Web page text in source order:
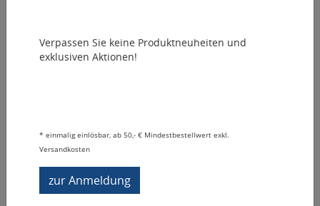
Verpassen Sie keine Produktneuheiten und
exklusiven Aktionen!
* einmalig einlösbar, ab 50,- € Mindestbestellwert exkl.
Versandkosten
zur Anmeldung
Regeneration nach dem Sport.
Vergleichen
Auf den Merkzettel
Fragen zum Artikel
Medien